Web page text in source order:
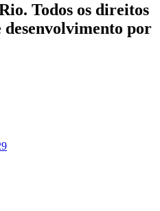
Todos os direitos
desenvolvimento por